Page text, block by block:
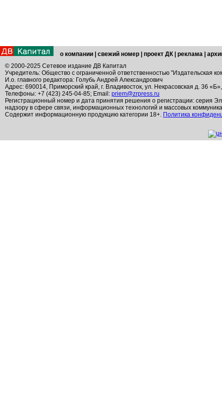
о компании свежий номер проект ДК реклама
© 2000-2025 Сетевое издание ДВ Капитал
Учредитель: Общество с ограниченной ответственностью "Издательская
И.о. главного редактора: Голубь Андрей Александрович
Адрес: 690014, Приморский край, г. Владивосток, ул. Некрасовская д. 36
Телефоны: +7 (423) 245-04-85; Email: priem@zrpress.ru
Регистрационный номер и дата принятия решения о регистрации: серия
надзору в сфере связи, информационных технологий и массовых
Содержит информационную продукцию категории 18+. Политика